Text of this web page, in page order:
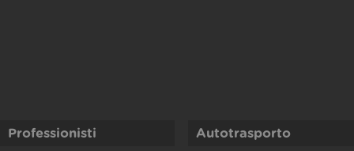
Professionisti Autotrasporto